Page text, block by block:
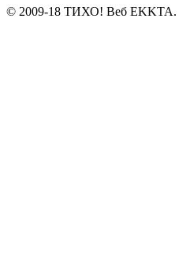
© 2009-18 ТИХО! Веб EKKTA.